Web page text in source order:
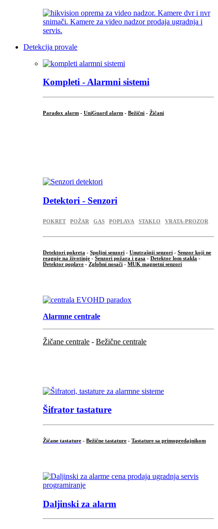
Detekcija provale
Kompleti - Alarmni sistemi
Paradox alarm - UniGuard alarm - Bežični - Žičani
Detektori - Senzori
POKRET POŽAR GAS POPLAVA STAKLO VRATA-PROZOR
Detektori pokreta - Spoljni senzori - Unutrašnji senzori - Senzor koji ne
reaguje na životinje - Senzori požara i gasa - Detektor lom stakla -
Detektor poplave - Zglobni nosači - MUK magnetni senzori
Alarmne centrale
Žičane centrale - Bežične centrale
Šifrator tastature
Žičane tastature - Bežične tastature - Tastature sa primopredajnikom
Daljinski za alarm